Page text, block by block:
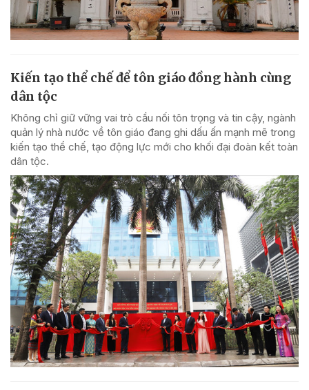
Kiến tạo thể chế để tôn giáo đồng hành cùng
dân tộc
Không chỉ giữ vững vai trò cầu nối tôn trọng và tin cậy, ngành
quản lý nhà nước về tôn giáo đang ghi dấu ấn mạnh mẽ trong
kiến tạo thể chế, tạo động lực mới cho khối đại đoàn kết toàn
dân tộc.